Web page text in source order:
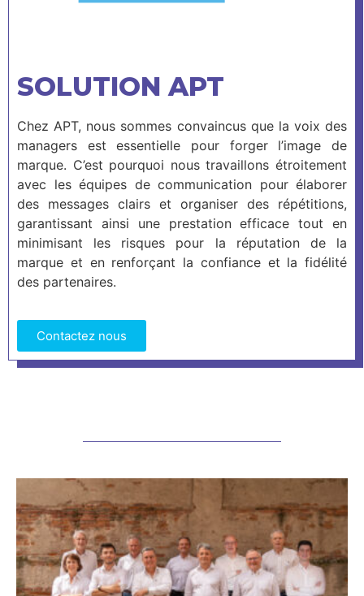
SOLUTION APT
Chez APT, nous sommes convaincus que la voix des
managers est essentielle pour forger l’image de
marque. C’est pourquoi nous travaillons étroitement
avec les équipes de communication pour élaborer
des messages clairs et organiser des répétitions,
garantissant ainsi une prestation efficace tout en
minimisant les risques pour la réputation de la
marque et en renforçant la confiance et la fidélité
des partenaires.
Contactez nous